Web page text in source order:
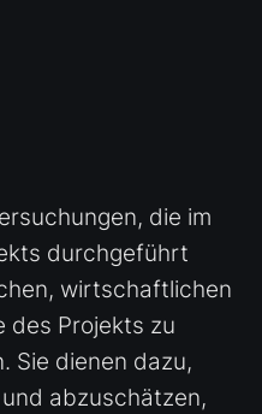
die im
durchgeführt
wirtschaftlichen
des Projekts zu
Sie dienen dazu,
abzuschätzen,